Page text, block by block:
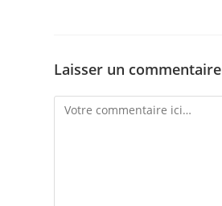
Laisser un commentaire
Comment